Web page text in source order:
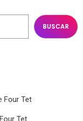
BUSCAR
Four Tet
Tet